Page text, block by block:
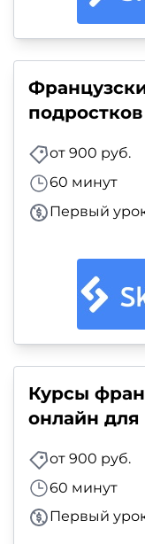
от 900 руб.
60 минут
Первый
Курсы
онлайн для
от 900 руб.
60 минут
Первый